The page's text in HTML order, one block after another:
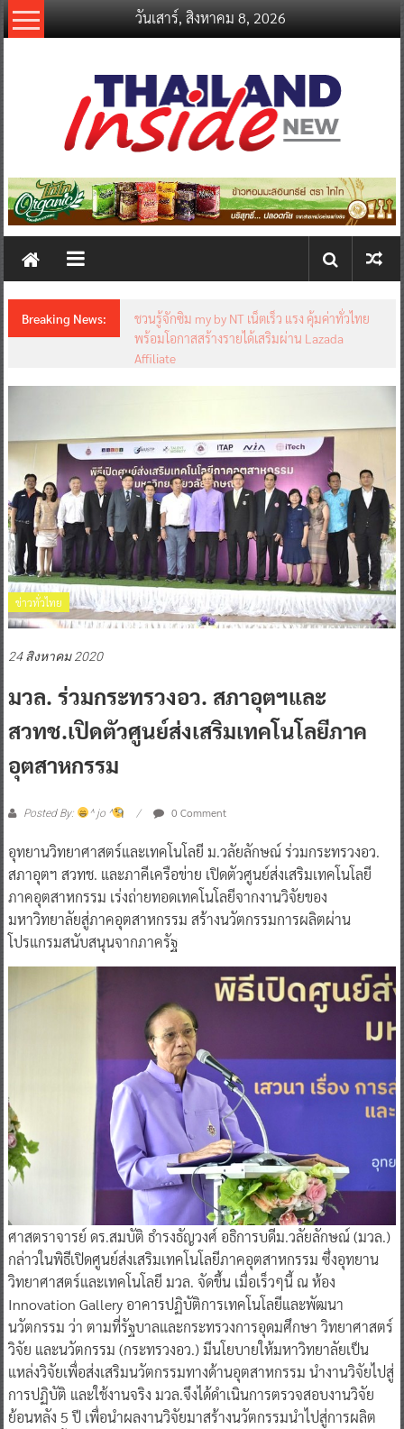
Skip
to
วันเสาร์, สิงหาคม 8, 2026
thailandinsidenew.com
Thailand
New
Breaking News:
ชวนรู้จักซิม my by NT เน็ตเร็ว แรง คุ้มค่าทั่วไทย
พร้อมโอกาสสร้างรายได้เสริมผ่าน Lazada
Affiliate
ข่าวทั่วไทย
24 สิงหาคม 2020
มวล. ร่วมกระทรวงอว. สภาอุตฯและ
สวทช.เปิดตัวศูนย์ส่งเสริมเทคโนโลยีภาค
อุตสาหกรรม
Posted By: ^ jo ^ 0 Comment
อุทยานวิทยาศาสตร์และเทคโนโลยี ม.วลัยลักษณ์ ร่วมกระทรวงอว.
สภาอุตฯ สวทช. และภาคีเครือข่าย เปิดตัวศูนย์ส่งเสริมเทคโนโลยี
ภาคอุตสาหกรรม เร่งถ่ายทอดเทคโนโลยีจากงานวิจัยของ
มหาวิทยาลัยสู่ภาคอุตสาหกรรม สร้างนวัตกรรมการผลิตผ่าน
โปรแกรมสนับสนุนจากภาครัฐ
ศาสตราจารย์ ดร.สมบัติ ธำรงธัญวงศ์ อธิการบดีม.วลัยลักษณ์ (มวล.)
กล่าวในพิธีเปิดศูนย์ส่งเสริมเทคโนโลยีภาคอุตสาหกรรม ซึ่งอุทยาน
วิทยาศาสตร์และเทคโนโลยี มวล. จัดขึ้น เมื่อเร็วๆนี้ ณ ห้อง
Innovation Gallery อาคารปฏิบัติการเทคโนโลยีและพัฒนา
นวัตกรรม ว่า ตามที่รัฐบาลและกระทรวงการอุดมศึกษา วิทยาศาสตร์
วิจัย และนวัตกรรม (กระทรวงอว.) มีนโยบายให้มหาวิทยาลัยเป็น
แหล่งวิจัยเพื่อส่งเสริมนวัตกรรมทางด้านอุตสาหกรรม นำงานวิจัยไปสู่
การปฏิบัติ และใช้งานจริง มวล.จึงได้ดำเนินการตรวจสอบงานวิจัย
ย้อนหลัง 5 ปี เพื่อนำผลงานวิจัยมาสร้างนวัตกรรมนำไปสู่การผลิต